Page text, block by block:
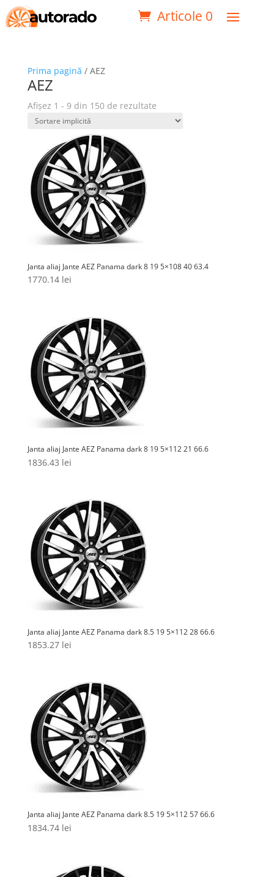
Articole 0
Prima pagină / AEZ
AEZ
Afișez 1 - 9 din 150 de rezultate
Janta aliaj Jante AEZ Panama dark 8 19 5×108 40 63.4
1770.14 lei
Janta aliaj Jante AEZ Panama dark 8 19 5×112 21 66.6
1836.43 lei
Janta aliaj Jante AEZ Panama dark 8.5 19 5×112 28 66.6
1853.27 lei
Janta aliaj Jante AEZ Panama dark 8.5 19 5×112 57 66.6
1834.74 lei